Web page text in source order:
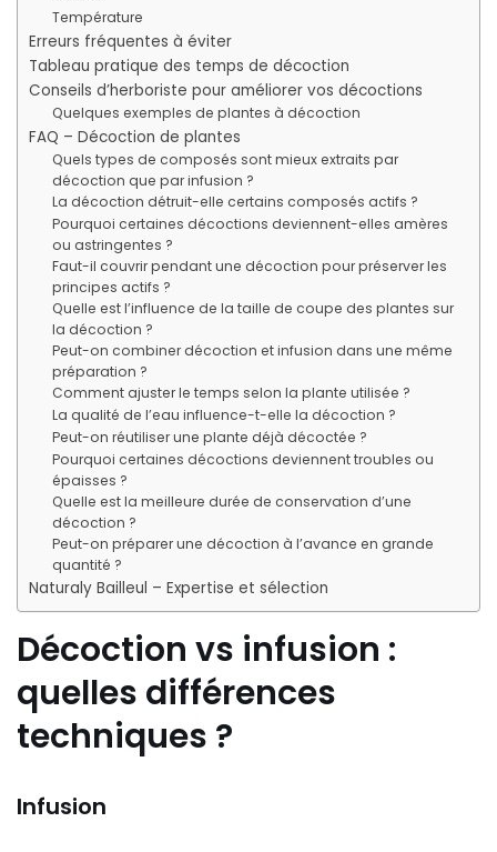
Température
Erreurs fréquentes à éviter
Tableau pratique des temps de décoction
Conseils d’herboriste pour améliorer vos décoctions
Quelques exemples de plantes à décoction
FAQ – Décoction de plantes
Quels types de composés sont mieux extraits par
décoction que par infusion ?
La décoction détruit-elle certains composés actifs ?
Pourquoi certaines décoctions deviennent-elles amères
ou astringentes ?
Faut-il couvrir pendant une décoction pour préserver les
principes actifs ?
Quelle est l’influence de la taille de coupe des plantes sur
la décoction ?
Peut-on combiner décoction et infusion dans une même
préparation ?
Comment ajuster le temps selon la plante utilisée ?
La qualité de l’eau influence-t-elle la décoction ?
Peut-on réutiliser une plante déjà décoctée ?
Pourquoi certaines décoctions deviennent troubles ou
épaisses ?
Quelle est la meilleure durée de conservation d’une
décoction ?
Peut-on préparer une décoction à l’avance en grande
quantité ?
Naturaly Bailleul – Expertise et sélection
Décoction vs infusion :
quelles différences
techniques ?
Infusion